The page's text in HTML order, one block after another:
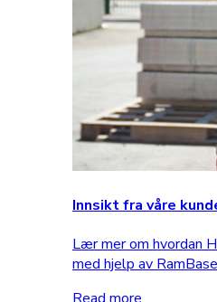
Innsikt fra våre
Lær mer om hvordan
med hjelp av